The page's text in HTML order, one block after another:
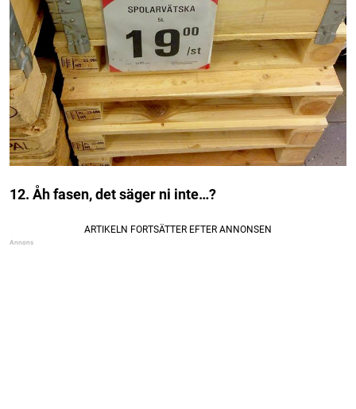
12. Åh fasen, det säger ni inte…?